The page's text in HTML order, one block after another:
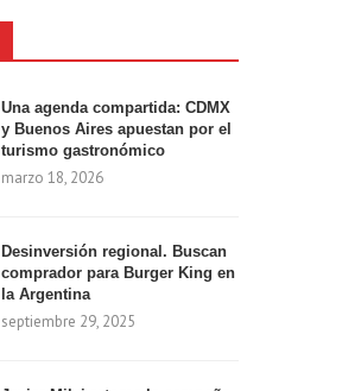
Una agenda compartida: CDMX
y Buenos Aires apuestan por el
turismo gastronómico
marzo 18, 2026
Desinversión regional. Buscan
comprador para Burger King en
la Argentina
septiembre 29, 2025